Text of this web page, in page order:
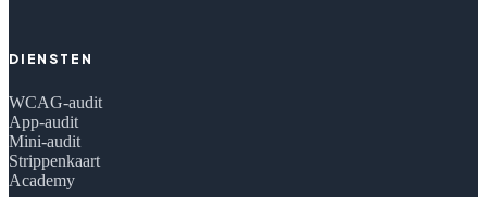
DIENSTEN
WCAG-audit
App-audit
Mini-audit
Strippenkaart
Academy